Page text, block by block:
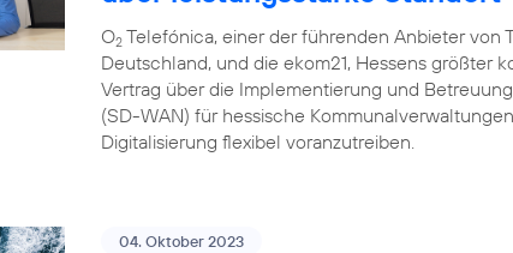
O2 Telefónica, einer der führenden Anbieter von
Deutschland, und die ekom21, Hessens größter
Vertrag über die Implementierung und
(SD-WAN) für hessische
Digitalisierung flexibel voranzutreiben.
04. Oktober 2023